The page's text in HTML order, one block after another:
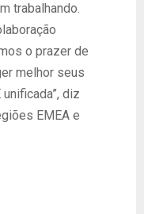
trabalhando.
o prazer de
melhor seus
diz
EMEA e